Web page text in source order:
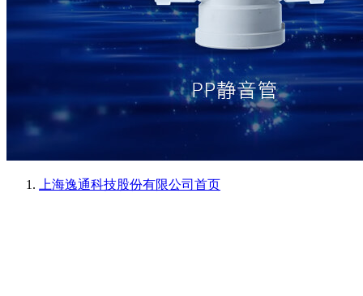
上海逸通科技股份有限公司 首页